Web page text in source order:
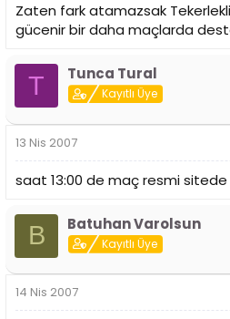
Zaten fark atamazsak Tekerlekli
gücenir bir daha maçlarda
T Tunca Tural
Kayıtlı Üye
13 Nis 2007
saat 13:00 de maç resmi sitede
B Batuhan Varolsun
Kayıtlı Üye
14 Nis 2007